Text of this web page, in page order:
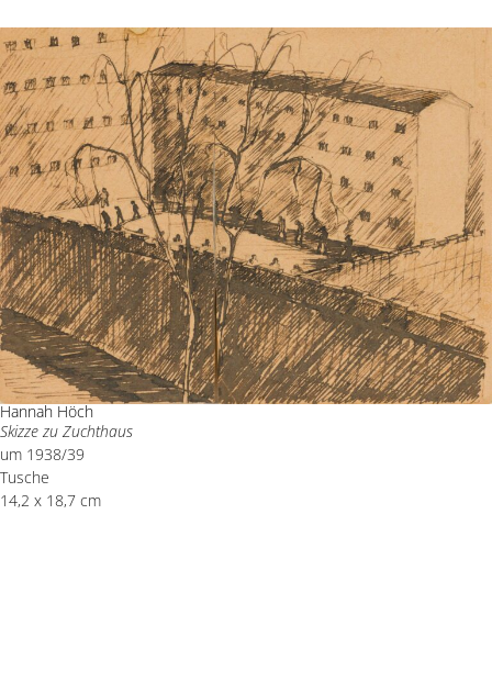
Hannah Höch
Skizze zu Zuchthaus
um 1938/39
Tusche
14,2 x 18,7 cm